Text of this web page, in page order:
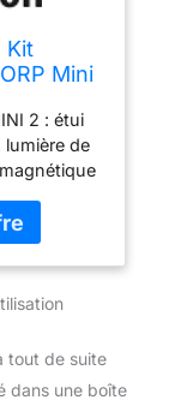
Kit
Mini
3 axes,
en-un
miroir,
2 : étui
de
275 mm
: le
livré
de
tout de suite
dans une boîte